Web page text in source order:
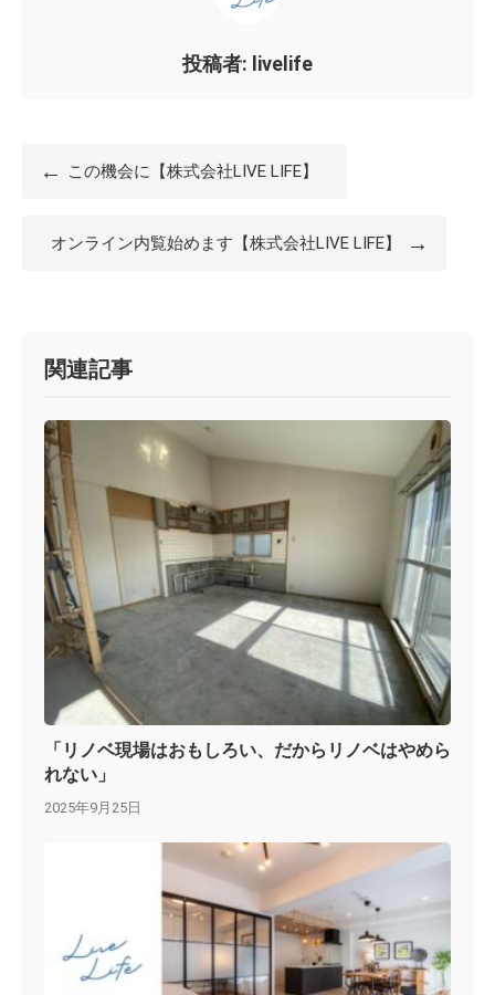
投稿者: livelife
← この機会に【株式会社LIVE LIFE】
オンライン内覧始めます【株式会社LIVE LIFE】 →
関連記事
「リノベ現場はおもしろい、だからリノベはやめら
れない」
2025年9月25日